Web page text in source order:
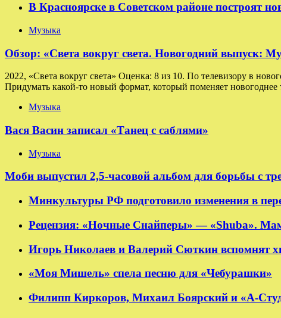
В Красноярске в Советском районе построят
Музыка
Обзор: «Света вокруг света. Новогодний выпуск:
2022, «Света вокруг света» Оценка: 8 из 10. По телевизору в
Придумать какой-то новый формат, который поменяет новогоднее
Музыка
Вася Васин записал «Танец с саблями»
Музыка
Моби выпустил 2,5-часовой альбом для борьбы с
Минкультуры РФ подготовило изменения в
Рецензия: «Ночные Снайперы» — «Shuba».
Игорь Николаев и Валерий Сюткин вспомнят
«Моя Мишель» спела песню для «Чебурашки»
Филипп Киркоров, Михаил Боярский и «А-